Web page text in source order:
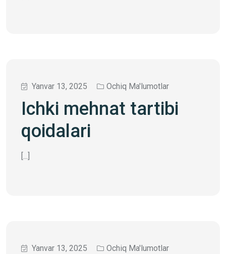
Yanvar 13, 2025 Ochiq Ma'lumotlar
Ichki mehnat tartibi
qoidalari
[...]
Yanvar 13, 2025 Ochiq Ma'lumotlar